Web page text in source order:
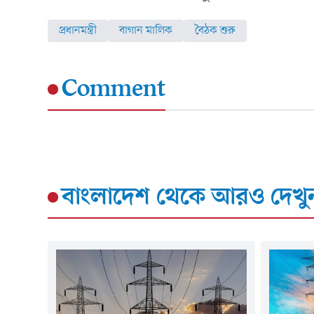
প্রধানমন্ত্রী বাগান মালিক বৈঠক শুরু
Comment
বাংলাদেশ থেকে আরও